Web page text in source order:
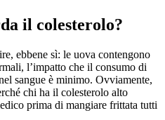
il colesterolo?
ebbene sì: le uova contengono
l’impatto che il consumo di
sangue è minimo. Ovviamente,
chi ha il colesterolo alto
prima di mangiare frittata tutti